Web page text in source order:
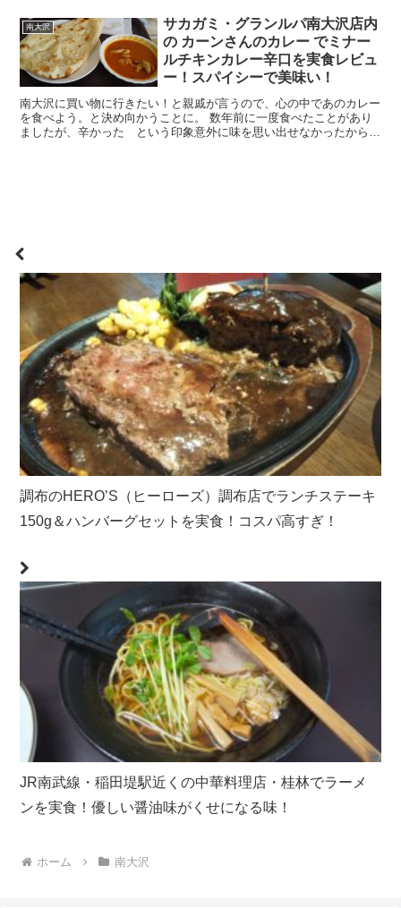
南大沢
サカガミ・グランルパ南大沢店内
の カーンさんのカレー でミナー
ルチキンカレー辛口を実食レビュ
ー！スパイシーで美味い！
南大沢に買い物に行きたい！と親戚が言うので、心の中であのカレー
を食べよう。と決め向かうことに。 数年前に一度食べたことがあり
ましたが、辛かった という印象意外に味を思い出せなかったからで
調布のHERO’S（ヒーローズ）調布店でランチステーキ
150g＆ハンバーグセットを実食！コスパ高すぎ！
JR南武線・稲田堤駅近くの中華料理店・桂林でラーメ
ンを実食！優しい醤油味がくせになる味！
ホーム 南大沢